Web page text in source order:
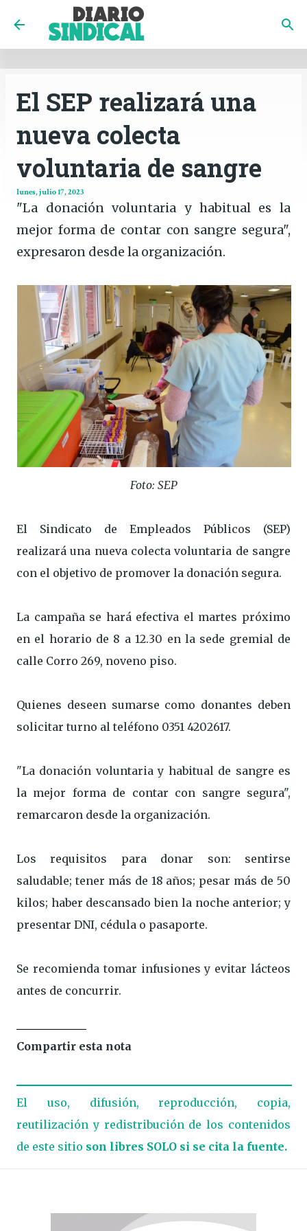
INICIO CÓRDOBA
Ir al contenido principal
El SEP realizará una
nueva colecta
voluntaria de sangre
lunes, julio 17, 2023
"La donación voluntaria y habitual es la
mejor forma de contar con sangre segura",
expresaron desde la organización.
Foto: SEP
El Sindicato de Empleados Públicos (SEP)
realizará una nueva colecta voluntaria de sangre
con el objetivo de promover la donación segura.
La campaña se hará efectiva el martes próximo
en el horario de 8 a 12.30 en la sede gremial de
calle Corro 269, noveno piso.
Quienes deseen sumarse como donantes deben
solicitar turno al teléfono 0351 4202617.
"La donación voluntaria y habitual de sangre es
la mejor forma de contar con sangre segura",
remarcaron desde la organización.
Los requisitos para donar son: sentirse
saludable; tener más de 18 años; pesar más de 50
kilos; haber descansado bien la noche anterior; y
presentar DNI, cédula o pasaporte.
Se recomienda tomar infusiones y evitar lácteos
antes de concurrir.
Compartir esta nota
El uso, difusión, reproducción, copia,
reutilización y redistribución de los contenidos
de este sitio son libres SOLO si se cita la fuente.